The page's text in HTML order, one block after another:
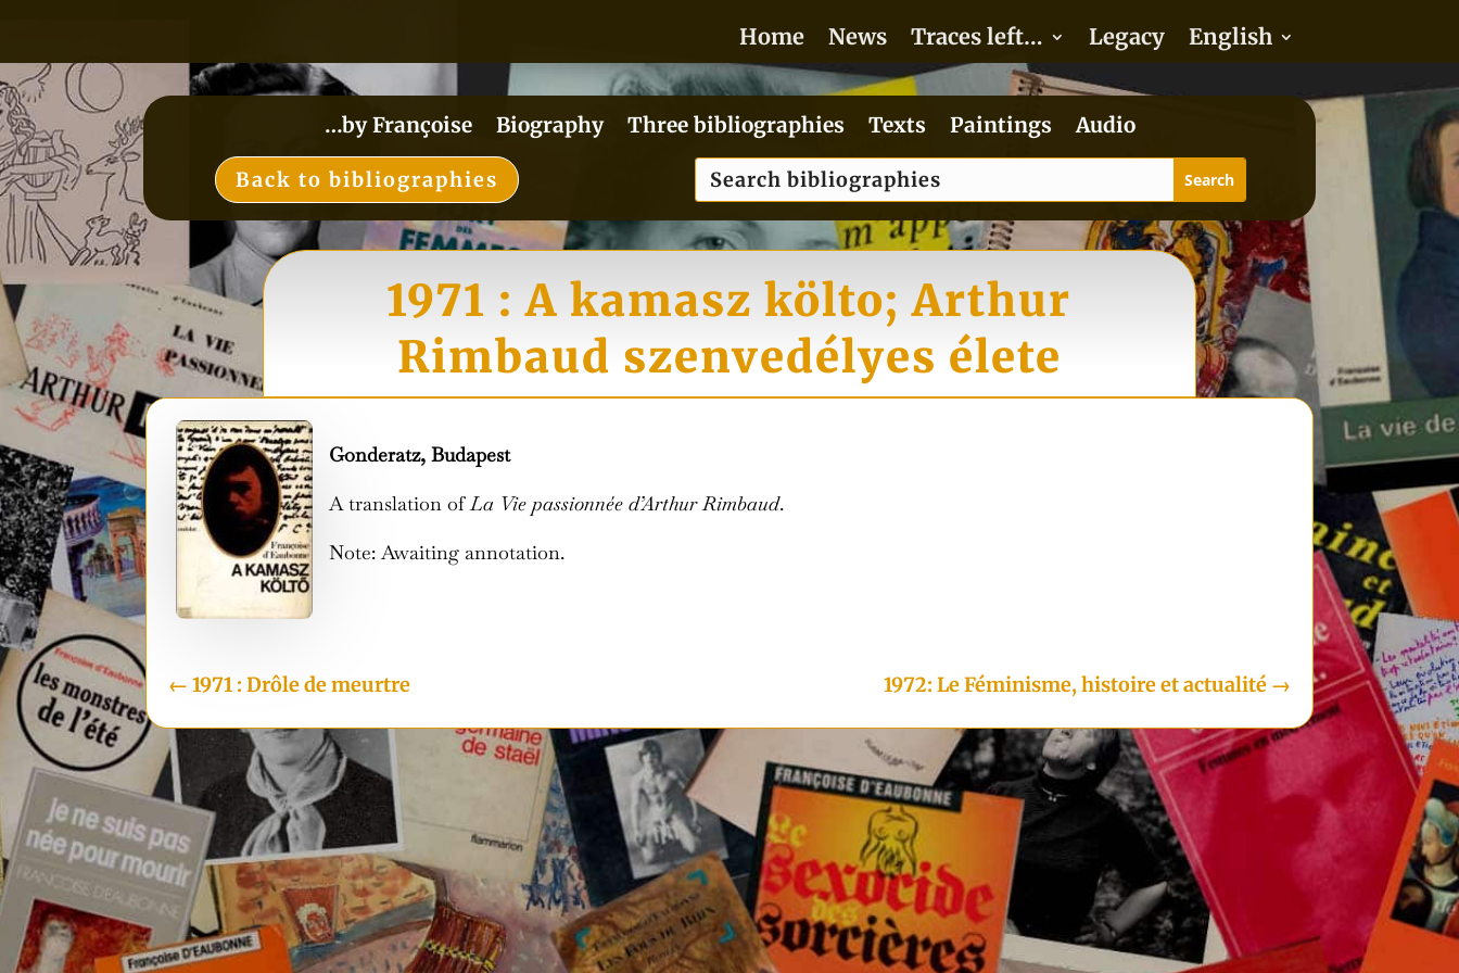
Home News Traces left… Legacy English
…by Françoise Biography Three bibliographies Texts Paintings Audio
Back to bibliographies
1971 : A kamasz költo; Arthur
Rimbaud szenvedélyes élete
Gonderatz, Budapest
A translation ofLa Vie passionnée d’Arthur Rimbaud.
Note: Awaiting annotation.
←1971 : Drôle de meurtre 1972: Le Féminisme, histoire et actualité →